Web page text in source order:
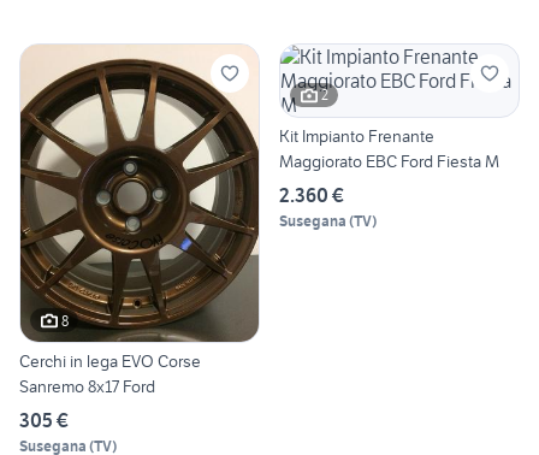
8
Cerchi in lega EVO Corse
Sanremo 8x17 Ford
305 €
Susegana (TV)
2
Kit Impianto Frenante
Maggiorato EBC Ford Fiesta M
2.360 €
Susegana (TV)